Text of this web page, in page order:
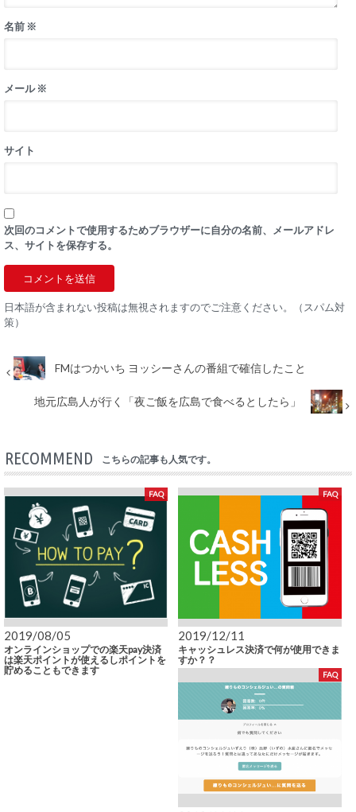
名前 ※
メール※
サイト
次回のコメントで使用するためブラウザーに自分の名前、メールアドレ
ス、サイトを保存する。
日本語が含まれない投稿は無視されますのでご注意ください。（スパム対
策）
FMはつかいち ヨッシーさんの番組で確信したこと
地元広島人が行く「夜ご飯を広島で食べるとしたら」
RECOMMEND こちらの記事も人気です。
FAQ
2019/08/05
オンラインショップでの楽天pay決済
は楽天ポイントが使えるしポイントを
貯めることもできます
FAQ
2019/12/11
キャッシュレス決済で何が使用できま
すか？？
FAQ